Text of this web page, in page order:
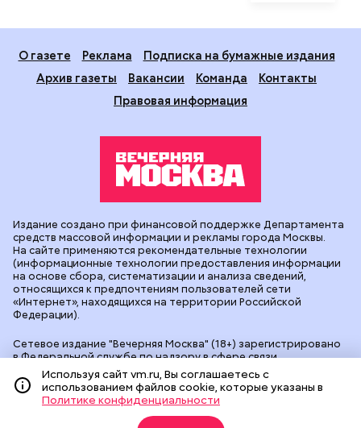
О газете Реклама
Подписка на бумажные издания
Архив газеты
Вакансии Команда
Контакты
Правовая информация
Сетевое издание "Вечерняя Москва" (18+) зарегистрировано
в Федеральной службе по надзору в сфере связи,
информационных технологий и массовых коммуникаций
(Роскомнадзор). Свидетельство о регистрации ЭЛ № ФС 77 -
90524 от 09.12.2025. Учредитель: АО "Редакция газеты
"Вечерняя Москва". Главный редакторvm.ru
Геннадьевич Глуходедов. Адрес редакции: 127015, г.Москва,
Издание создано при финансовой поддержке Департамента
средств массовой информации и рекламы города Москвы.
На сайте применяются рекомендательные технологии
(информационные технологии предоставления информации
на основе сбора, систематизации и анализа сведений,
относящихся к предпочтениям пользователей сети
«Интернет», находящихся на территории Российской
Федерации).
Используя сайт vm.ru, Вы соглашаетесь с
использованием файлов cookie, которые указаны в
Политике конфиденциальности